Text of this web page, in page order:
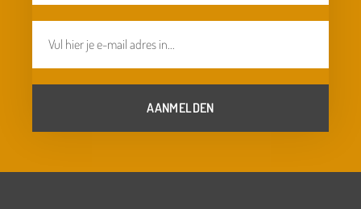
AANMELDEN